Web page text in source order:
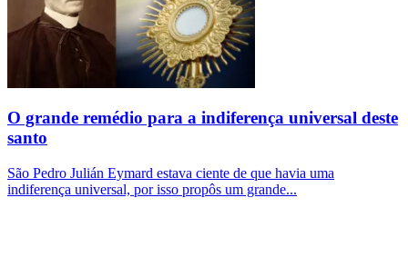
O grande remédio para a indiferença universal deste
santo
São Pedro Julián Eymard estava ciente de que havia uma
indiferença universal, por isso propôs um grande...